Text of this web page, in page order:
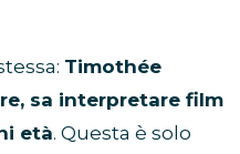
Timothée
sa interpretare film
età. Questa è solo